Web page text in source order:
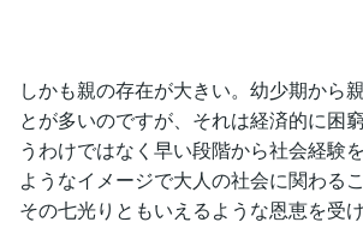
しかも親の存在が大きい。幼少期から
とが多いのですが、それは経済的に困
うわけではなく早い段階から社会経験
ようなイメージで大人の社会に関わる
その七光りともいえるような恩恵を受け